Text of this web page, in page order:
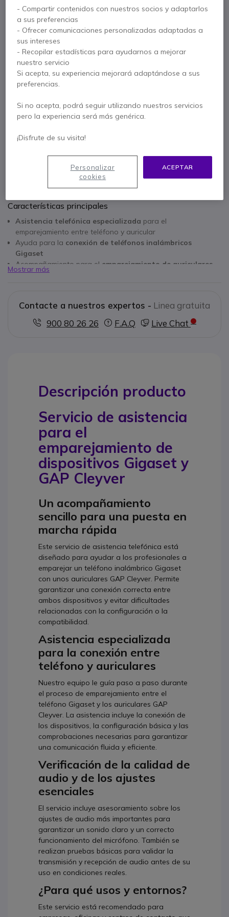
dispositivos Gigaset
y Cleyver
Ref. del producto: ODCAREHGIG
14,95 € s/Iva
Cantidad
PRESUPUESTO EN 4 H
No está disponible
Paga en 3 pagos de6,03 €
Características principales
Asistencia telefónica especializada para el
emparejamiento entre teléfono y auricular
Ayuda para la conexión de teléfonos inalámbricos
Gigaset
Acompañamiento para el emparejamiento de auriculares
GAP Cleyver
profesionales
Servicio reservado para
clientes profesionales
Mostrar más
Contacte a nuestros expertos - Linea gratuita
900 80 26 26
F.A.Q Live Chat
Descripción producto
Servicio de asistencia
para el
emparejamiento de
dispositivos Gigaset y
GAP Cleyver
Un acompañamiento
sencillo para una puesta en
marcha rápida
Este servicio de asistencia telefónica está
diseñado para ayudar a los profesionales a
emparejar un teléfono inalámbrico Gigaset
con unos auriculares GAP Cleyver. Permite
garantizar una conexión correcta entre
ambos dispositivos y evitar dificultades
relacionadas con la configuración o la
compatibilidad.
Asistencia especializada
para la conexión entre
teléfono y auriculares
Nuestro equipo le guía paso a paso durante
el proceso de emparejamiento entre el
teléfono Gigaset y los auriculares GAP
Cleyver. La asistencia incluye la conexión de
los dispositivos, la configuración básica y las
comprobaciones necesarias para garantizar
una comunicación fluida y eficiente.
Verificación de la calidad de
audio y de los ajustes
esenciales
El servicio incluye asesoramiento sobre los
ajustes de audio más importantes para
garantizar un sonido claro y un correcto
funcionamiento del micrófono. También se
realizan pruebas básicas para validar la
transmisión y recepción de audio antes de su
uso en condiciones reales.
¿Para qué usos y entornos?
Este servicio está recomendado para
- Compartir contenidos con nuestros socios y adaptarlos
a sus preferencias
- Ofrecer comunicaciones personalizadas adaptadas a
sus intereses
- Recopilar estadísticas para ayudarnos a mejorar
nuestro servicio
Si acepta, su experiencia mejorará adaptándose a sus
preferencias.
Si no acepta, podrá seguir utilizando nuestros servicios
pero la experiencia será más genérica.
¡Disfrute de su visita!
ACEPTAR
Personalizar
cookies